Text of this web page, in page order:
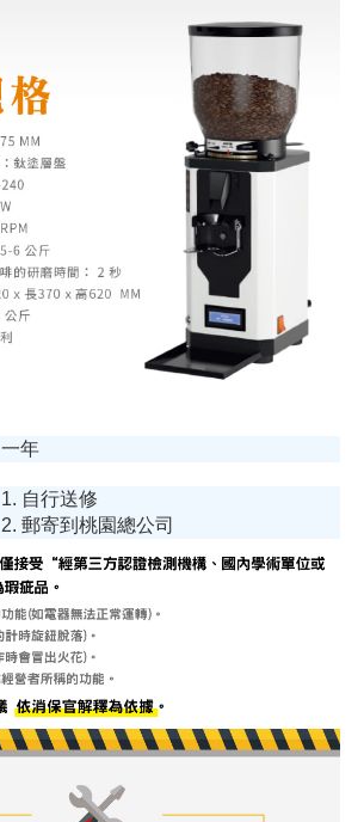
一年
1. 自行送修
2. 郵寄到桃園總公司